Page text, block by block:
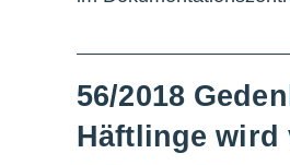
56/2018
Häftlinge